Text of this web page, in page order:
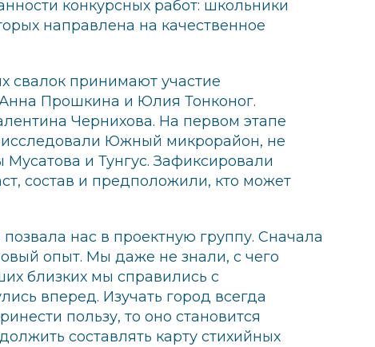
конкурсных работ: школьники
направлена на качественное
свалок принимают участие
Прошкина и Юлия Тонконог.
Чернихова. На первом этапе
Южный микрорайон, не
и Тунгус. Зафиксировали
состав и предположили, кто может
нас в проектную группу. Сначала
опыт. Мы даже не знали, с чего
близких мы справились с
вперед. Изучать город всегда
пользу, то оно становится
составлять карту стихийных